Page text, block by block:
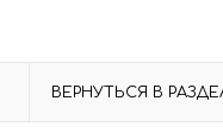
ВЕРНУТЬСЯ В